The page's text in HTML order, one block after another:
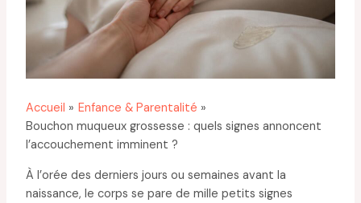
Accueil
Enfance & Parentalité
Bouchon muqueux grossesse : quels signes annoncent
l’accouchement imminent ?
À l’orée des derniers jours ou semaines avant la
naissance, le corps se pare de mille petits signes